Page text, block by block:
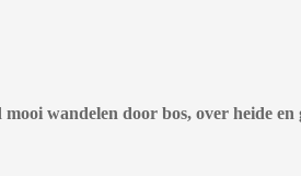
wandelen door bos, over heide